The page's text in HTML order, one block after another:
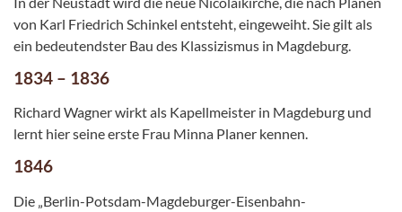
von Karl Friedrich Schinkel entsteht, eingeweiht. Sie gilt als
ein bedeutendster Bau des Klassizismus in Magdeburg.
1834 – 1836
Richard Wagner wirkt als Kapellmeister in Magdeburg und
lernt hier seine erste Frau Minna Planer kennen.
1846
Die „Berlin-Potsdam-Magdeburger-Eisenbahn-